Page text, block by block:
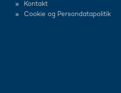
Kontakt
Cookie og Persondatapolitik